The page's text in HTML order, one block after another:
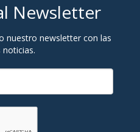
Newsletter
nuestro newsletter con las